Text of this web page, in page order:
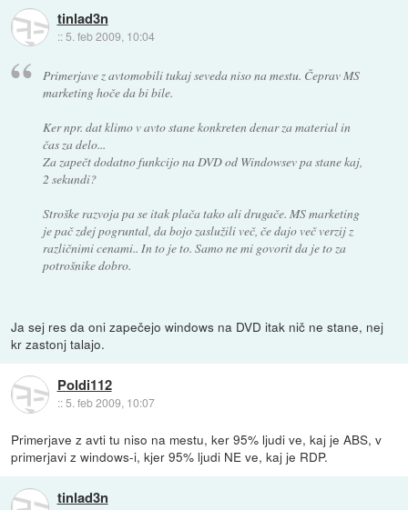
tinlad3n
:: 5. feb 2009, 10:04
Primerjave z avtomobili tukaj seveda niso na mestu. Čeprav MS
marketing hoče da bi bile.
Ker npr. dat klimo v avto stane konkreten denar za material in
čas za delo...
Za zapečt dodatno funkcijo na DVD od Windowsev pa stane kaj,
2 sekundi?
Stroške razvoja pa se itak plača tako ali drugače. MS marketing
je pač zdej pogruntal, da bojo zaslužili več, če dajo več verzij z
različnimi cenami.. In to je to. Samo ne mi govorit da je to za
potrošnike dobro.
Ja sej res da oni zapečejo windows na DVD itak nič ne stane, nej
kr zastonj talajo.
Poldi112
::5. feb 2009, 10:07
Primerjave z avti tu niso na mestu, ker 95% ljudi ve, kaj je ABS, v
primerjavi z windows-i, kjer 95% ljudi NE ve, kaj je RDP.
tinlad3n